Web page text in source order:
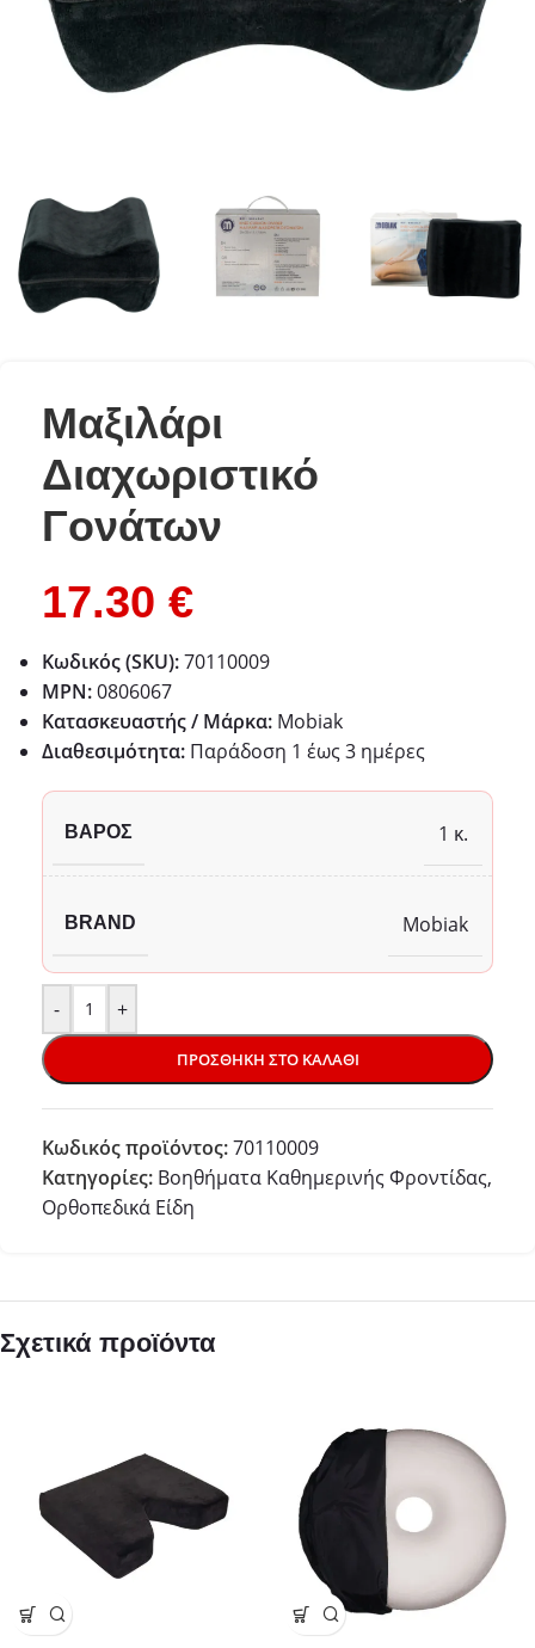
Μαξιλάρι
Διαχωριστικό
Γονάτων
17.30 €
Κωδικός (SKU):70110009
MPN:0806067
Κατασκευαστής / Μάρκα: Mobiak
Διαθεσιμότητα: Παράδoση 1 έως 3 ημέρες
ΒΆΡΟΣ 1 κ.
BRAND Mobiak
- +
ΠΡΟΣΘΉΚΗ ΣΤΟ ΚΑΛΆΘΙ
Κωδικός προϊόντος:70110009
Κατηγορίες: Βοηθήματα Καθημερινής Φροντίδας,
Ορθοπεδικά Είδη
Σχετικά προϊόντα